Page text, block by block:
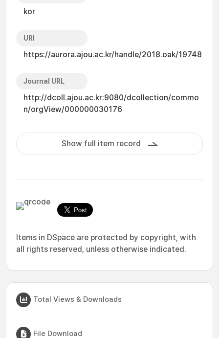
kor
URI
https://aurora.ajou.ac.kr/handle/2018.oak/19748
Journal URL
http://dcoll.ajou.ac.kr:9080/dcollection/commo
n/orgView/000000030176
Show full item record
Items in DSpace are protected by copyright, with
all rights reserved, unless otherwise indicated.
Total Views & Downloads
File Download